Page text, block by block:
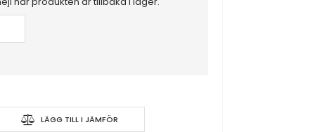
LÄGG TILL I JÄMFÖR